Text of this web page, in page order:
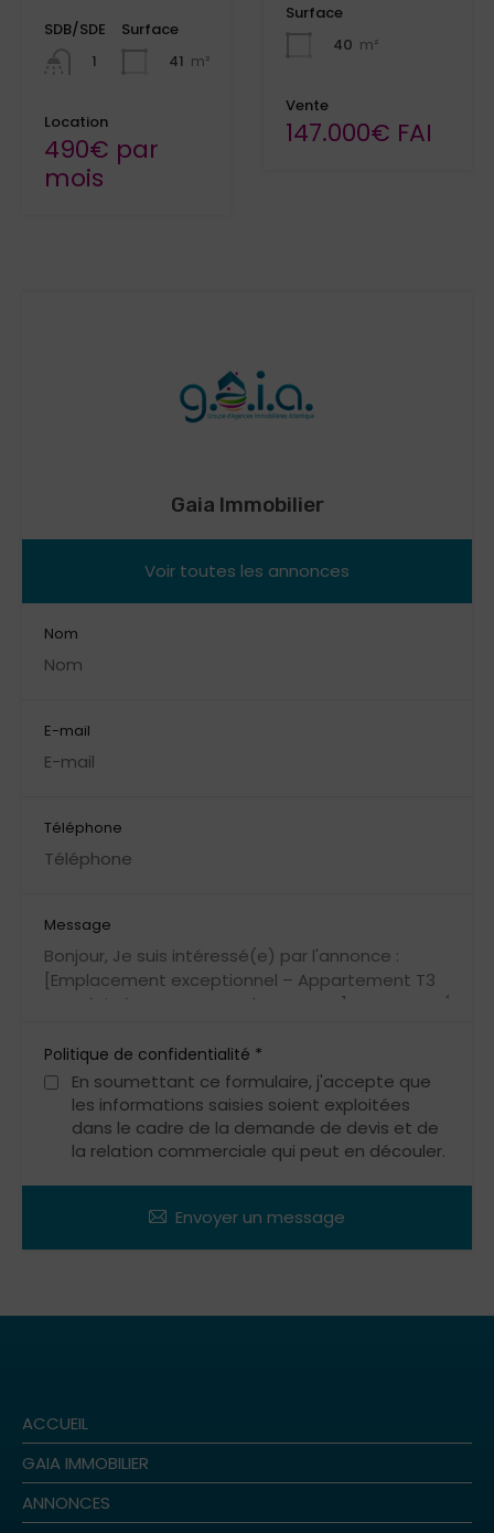
SDB/SDE
1
Surface
41 m²
Location
490€ par
mois
Surface
40 m²
Vente
147.000€ FAI
Gaia Immobilier
Voir toutes les annonces
Nom
E-mail
Téléphone
Message
Politique de confidentialité *
En soumettant ce formulaire, j'accepte que
les informations saisies soient exploitées
dans le cadre de la demande de devis et de
la relation commerciale qui peut en découler.
Envoyer un message
ACCUEIL
GAIA IMMOBILIER
ANNONCES